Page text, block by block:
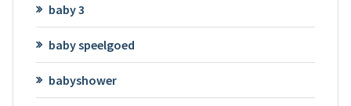
baby 3
baby speelgoed
babyshower